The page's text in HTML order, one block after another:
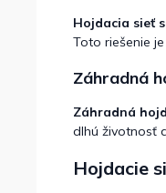
Hojdacia sieť
Toto riešenie
Záhradná
Záhradná
dlhú životnosť
Hojdacie